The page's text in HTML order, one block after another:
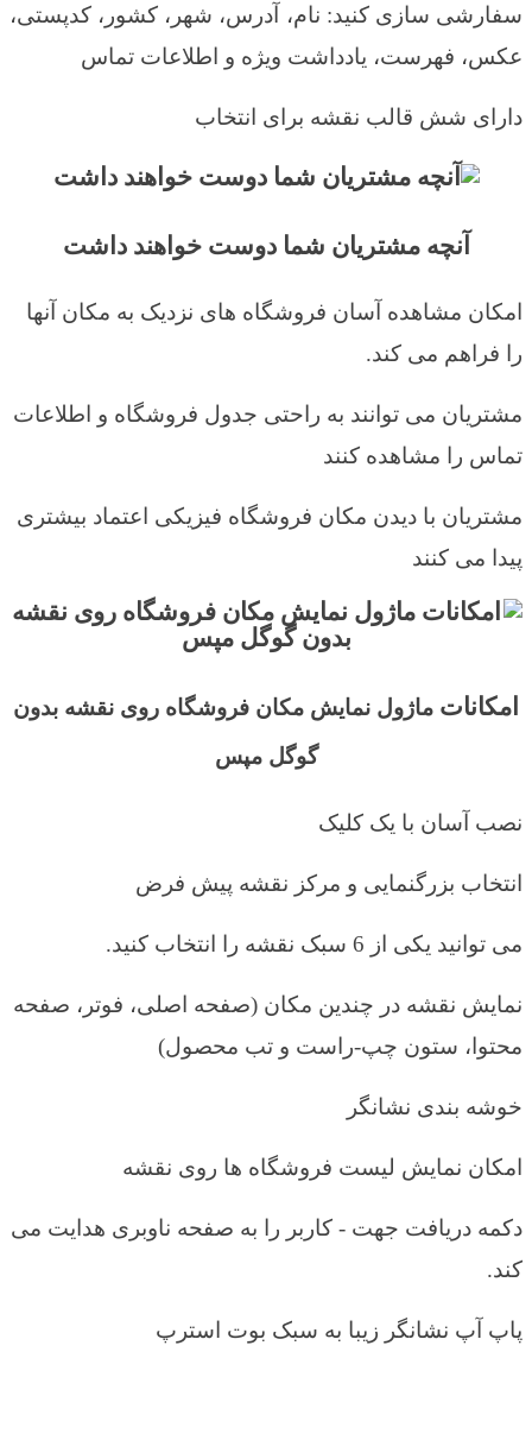
سفارشی سازی کنید: نام، آدرس، شهر، کشور، کدپستی،
عکس، فهرست، یادداشت ویژه و اطلاعات تماس
دارای شش قالب نقشه برای انتخاب
آنچه مشتریان شما دوست خواهند داشت
امکان مشاهده آسان فروشگاه های نزدیک به مکان آنها
را فراهم می کند.
مشتریان می توانند به راحتی جدول فروشگاه و اطلاعات
تماس را مشاهده کنند
مشتریان با دیدن مکان فروشگاه فیزیکی اعتماد بیشتری
پیدا می کنند
امکانات ماژول نمایش مکان فروشگاه روی نقشه بدون
گوگل مپس
نصب آسان با یک کلیک
انتخاب بزرگنمایی و مرکز نقشه پیش فرض
می توانید یکی از 6 سبک نقشه را انتخاب کنید.
نمایش نقشه در چندین مکان (صفحه اصلی، فوتر، صفحه
محتوا، ستون چپ-راست و تب محصول)
خوشه بندی نشانگر
امکان نمایش لیست فروشگاه ها روی نقشه
دکمه دریافت جهت - کاربر را به صفحه ناوبری هدایت می
کند.
پاپ آپ نشانگر زیبا به سبک بوت استرپ